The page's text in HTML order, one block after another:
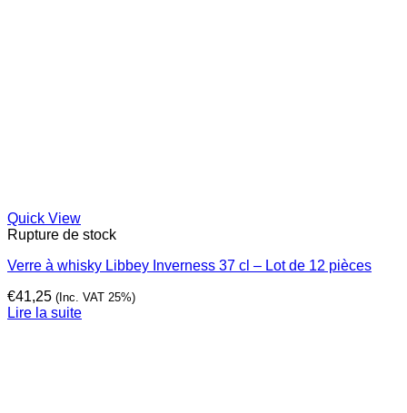
Quick View
Rupture de stock
Verre à whisky Libbey Inverness 37 cl – Lot de 12 pièces
€41,25 (Inc. VAT 25%)
Lire la suite